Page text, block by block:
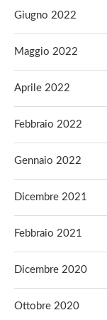
Giugno 2022
Maggio 2022
Aprile 2022
Febbraio 2022
Gennaio 2022
Dicembre 2021
Febbraio 2021
Dicembre 2020
Ottobre 2020